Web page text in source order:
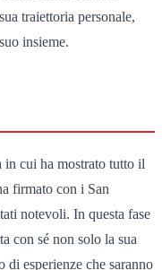
traiettoria personale,
insieme.
cui ha mostrato tutto il
firmato con i San
notevoli. In questa fase
con sé non solo la sua
di esperienze che saranno